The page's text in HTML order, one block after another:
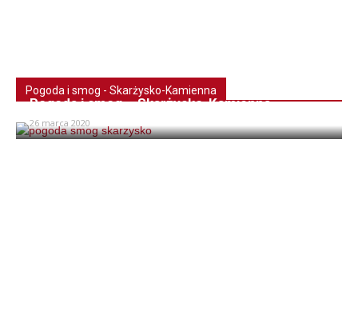
Pogoda i smog - Skarżysko-Kamienna
Pogoda i smog – Skarżysko-Kamienna
26 marca 2020